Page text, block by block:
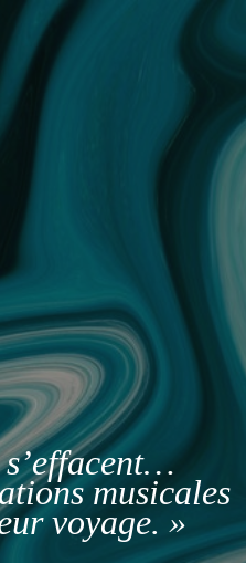
s’effacent…
musicales
voyage. »